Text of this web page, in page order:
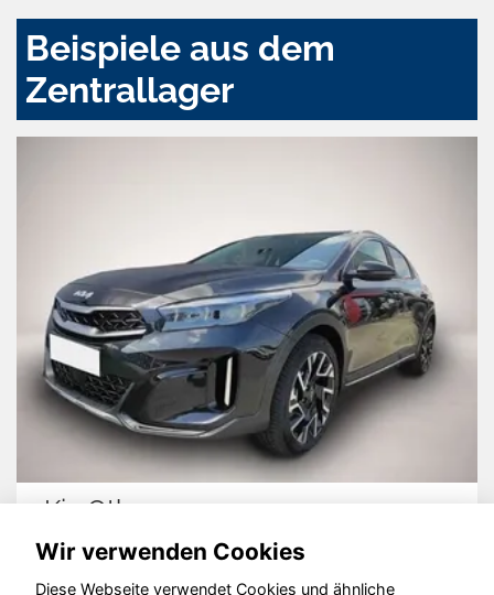
Beispiele aus dem
Zentrallager
Kia Other
Wir verwenden Cookies
Diese Webseite verwendet Cookies und ähnliche